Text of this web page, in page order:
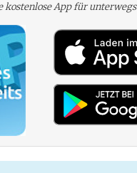
kosten­lose App für unterwegs